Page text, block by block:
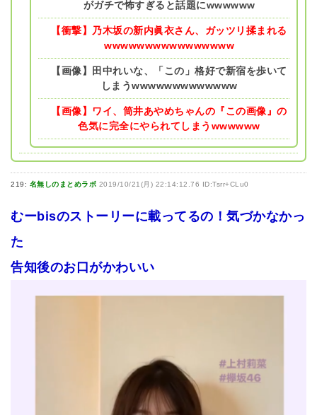
がガチで怖すぎると話題にwwwwww
【衝撃】乃木坂の新内眞衣さん、ガッツリ揉まれる
wwwwwwwwwwwwwwww
【画像】田中れいな、「この」格好で新宿を歩いて
しまうwwwwwwwwwwwww
【画像】ワイ、筒井あやめちゃんの『この画像』の
色気に完全にやられてしまうwwwwww
219: 名無しのまとめラボ 2019/10/21(月) 22:14:12.76 ID:Tsrr+CLu0
‪むーbisのストーリーに載ってるの！気づかなかっ
た
告知後のお口がかわいい